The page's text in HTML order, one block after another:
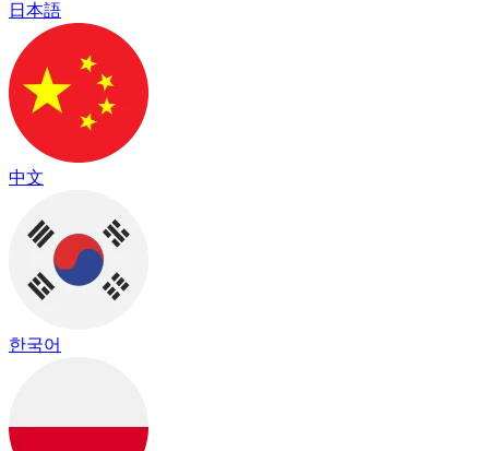
日本語
中文
한국어